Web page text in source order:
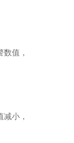
值，
小，